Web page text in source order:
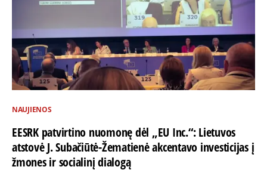
NAUJIENOS
EESRK patvirtino nuomonę dėl „EU Inc.“: Lietuvos
atstovė J. Subačiūtė-Žematienė akcentavo investicijas į
žmones ir socialinį dialogą